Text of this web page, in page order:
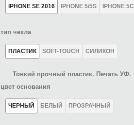
IPHONE SE 2016 IPHONE 5/5S IPHONE 5C
тип чехла
ПЛАСТИК SOFT-TOUCH СИЛИКОН
Тонкий прочный пластик. Печать УФ.
цвет основания
ЧЕРНЫЙ БЕЛЫЙ ПРОЗРАЧНЫЙ